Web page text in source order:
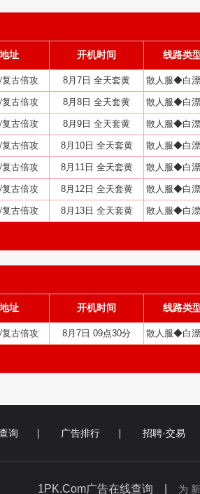
址 开机时间 线路类
古倍攻 8月7日 全天套黄 散人服◆白
古倍攻 8月8日 全天套黄 散人服◆白
古倍攻 8月9日 全天套黄 散人服◆白
古倍攻 8月10日 全天套黄 散人服◆白
古倍攻 8月11日 全天套黄 散人服◆白
古倍攻 8月12日 全天套黄 散人服◆白
古倍攻 8月13日 全天套黄 散人服◆白
址 开机时间 线路类
古倍攻 8月7日 09点30分 散人服◆白
询 广告排行 招聘·交易
1PK.Com广告在线查询 | 为